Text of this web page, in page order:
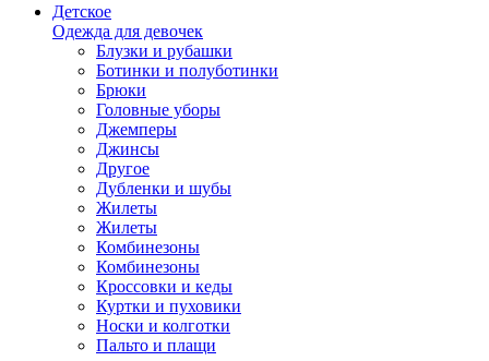
Детское
Одежда для девочек
Блузки и рубашки
Ботинки и полуботинки
Брюки
Головные уборы
Джемперы
Джинсы
Другое
Дубленки и шубы
Жилеты
Жилеты
Комбинезоны
Комбинезоны
Кроссовки и кеды
Куртки и пуховики
Носки и колготки
Пальто и плащи